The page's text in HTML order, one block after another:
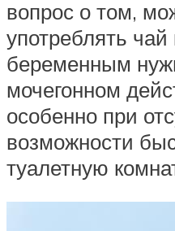
вопрос о том,
употреблять чай
беременным
мочегонном
особенно при
возможности
туалетную